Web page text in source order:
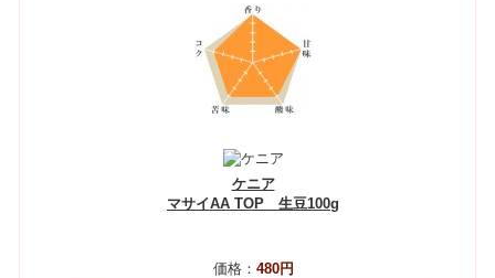
ケニア
マサイAA TOP 生豆100g
価格： 480円